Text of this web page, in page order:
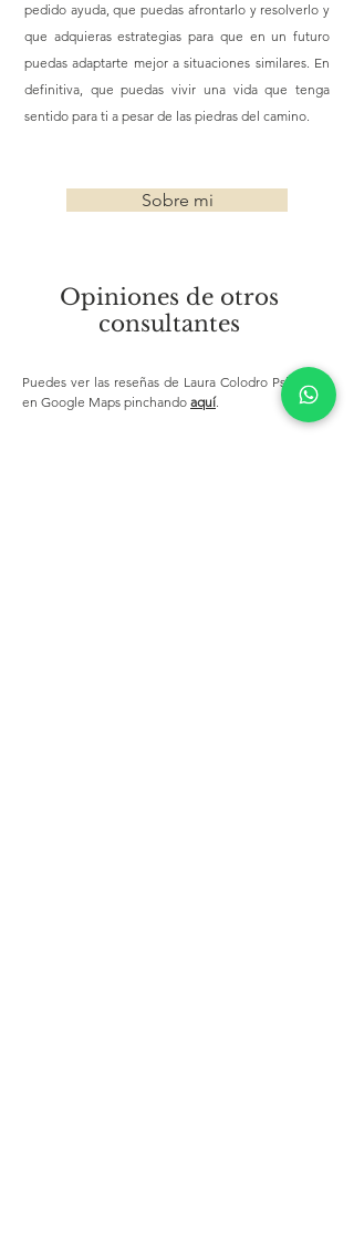
pedido ayuda, que puedas afrontarlo y resolverlo y
que adquieras estrategias para que en un futuro
puedas adaptarte mejor a situaciones similares. En
definitiva, que puedas vivir una vida que tenga
sentido para ti a pesar de las piedras del camino.
Sobre mi
Opiniones de otros
consultantes
Puedes ver las reseñas de Laura Colodro Psicología
en Google Maps pinchando aquí.